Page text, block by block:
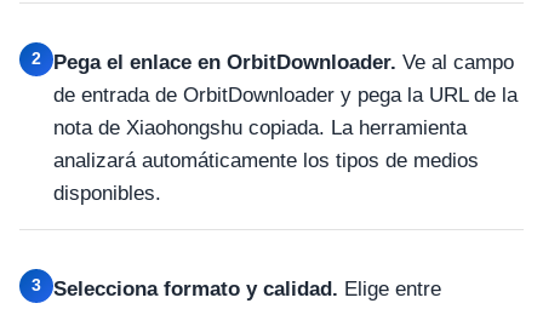
2 Pega el enlace en OrbitDownloader. Ve al campo
de entrada de OrbitDownloader y pega la URL de la
nota de Xiaohongshu copiada. La herramienta
analizará automáticamente los tipos de medios
disponibles.
3 Selecciona formato y calidad. Elige entre